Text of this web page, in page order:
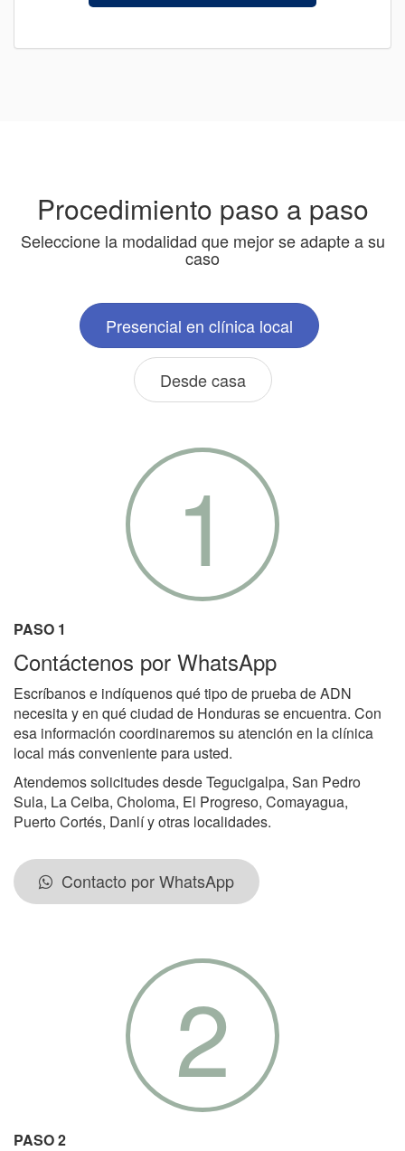
Procedimiento paso a paso
Seleccione la modalidad que mejor se adapte a su
caso
Presencial en clínica local
Desde casa
1
PASO 1
Contáctenos por WhatsApp
Escríbanos e indíquenos qué tipo de prueba de ADN
necesita y en qué ciudad de Honduras se encuentra. Con
esa información coordinaremos su atención en la clínica
local más conveniente para usted.
Atendemos solicitudes desde Tegucigalpa, San Pedro
Sula, La Ceiba, Choloma, El Progreso, Comayagua,
Puerto Cortés, Danlí y otras localidades.
Contacto por WhatsApp
2
PASO 2